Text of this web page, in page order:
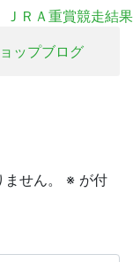
ＲＡ重賞競走結果
ップブログ
せん。 ※ が付